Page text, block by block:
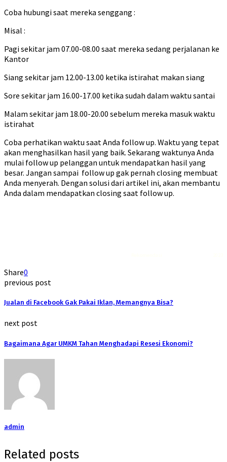
Coba hubungi saat mereka senggang :
Misal :
Pagi sekitar jam 07.00-08.00 saat mereka sedang perjalanan ke
Kantor
Siang sekitar jam 12.00-13.00 ketika istirahat makan siang
Sore sekitar jam 16.00-17.00 ketika sudah dalam waktu santai
Malam sekitar jam 18.00-20.00 sebelum mereka masuk waktu
istirahat
Coba perhatikan waktu saat Anda follow up. Waktu yang tepat
akan menghasilkan hasil yang baik. Sekarang waktunya Anda
mulai follow up pelanggan untuk mendapatkan hasil yang
besar. Jangan sampai follow up gak pernah closing membuat
Anda menyerah. Dengan solusi dari artikel ini, akan membantu
Anda dalam mendapatkan closing saat follow up.
Share0
previous post
Jualan di Facebook Gak Pakai Iklan, Memangnya Bisa?
next post
Bagaimana Agar UMKM Tahan Menghadapi Resesi Ekonomi?
admin
Related posts